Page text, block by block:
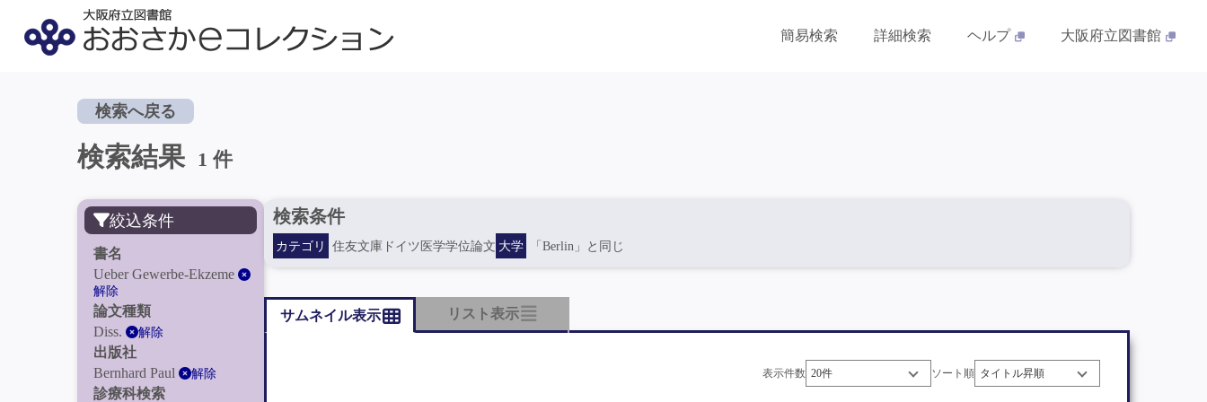
簡易検索 詳細検索 ヘルプ 大阪府立図書館
検索へ戻る
検索結果 1 件
絞込条件
書名
Ueber Gewerbe-Ekzeme
解除
論文種類
Diss.
解除
出版社
Bernhard Paul
解除
診療科検索
検索条件
カテゴリ 住友文庫ドイツ医学学位論文 大学 「Berlin」と同じ
サムネイル表示 リスト表示
表示件数 ソート順